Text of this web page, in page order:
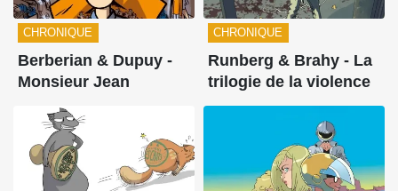
CHRONIQUE
Berberian & Dupuy -
Monsieur Jean
CHRONIQUE
Runberg & Brahy - La
trilogie de la violence